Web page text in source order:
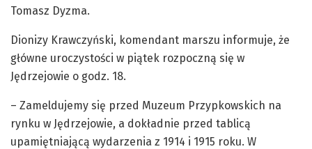
Tomasz Dyzma.
Dionizy Krawczyński, komendant marszu informuje, że
główne uroczystości w piątek rozpoczną się w
Jędrzejowie o godz. 18.
– Zameldujemy się przed Muzeum Przypkowskich na
rynku w Jędrzejowie, a dokładnie przed tablicą
upamiętniającą wydarzenia z 1914 i 1915 roku. W